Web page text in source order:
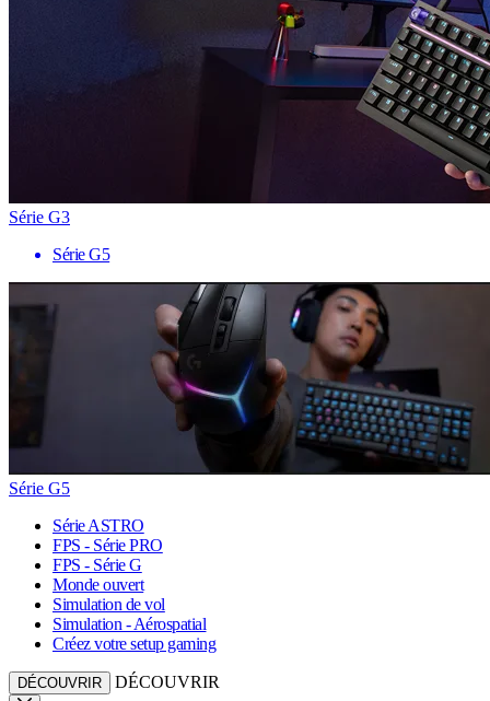
Série G3
Série G5
Série G5
Série ASTRO
FPS - Série PRO
FPS - Série G
Monde ouvert
Simulation de vol
Simulation - Aérospatial
Créez votre setup gaming
DÉCOUVRIR DÉCOUVRIR